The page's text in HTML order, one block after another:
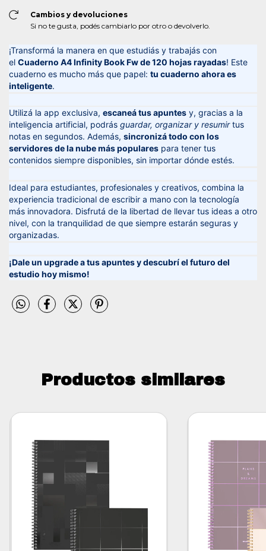
Cambios y devoluciones
Si no te gusta, podés cambiarlo por otro o devolverlo.
¡Transformá la manera en que estudiás y trabajás con
el Cuaderno A4 Infinity Book Fw de 120 hojas rayadas! Este
cuaderno es mucho más que papel: tu cuaderno ahora es
inteligente.
Utilizá la app exclusiva, escaneá tus apuntes y, gracias a la
inteligencia artificial, podrás guardar, organizar y resumirtus
notas en segundos. Además, sincronizá todo con los
servidores de la nube más populares para tener tus
contenidos siempre disponibles, sin importar dónde estés.
Ideal para estudiantes, profesionales y creativos, combina la
experiencia tradicional de escribir a mano con la tecnología
más innovadora. Disfrutá de la libertad de llevar tus ideas a otro
nivel, con la tranquilidad de que siempre estarán seguras y
organizadas.
¡Dale un upgrade a tus apuntes y descubrí el futuro del
estudio hoy mismo!
Productos similares